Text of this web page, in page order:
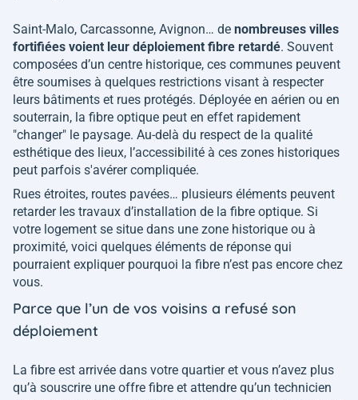
Saint-Malo, Carcassonne, Avignon… de nombreuses villes
fortifiées voient leur déploiement fibre retardé. Souvent
composées d’un centre historique, ces communes peuvent
être soumises à quelques restrictions visant à respecter
leurs bâtiments et rues protégés. Déployée en aérien ou en
souterrain, la fibre optique peut en effet rapidement
"changer" le paysage. Au-delà du respect de la qualité
esthétique des lieux, l’accessibilité à ces zones historiques
peut parfois s'avérer compliquée.
Rues étroites, routes pavées… plusieurs éléments peuvent
retarder les travaux d’installation de la fibre optique. Si
votre logement se situe dans une zone historique ou à
proximité, voici quelques éléments de réponse qui
pourraient expliquer pourquoi la fibre n’est pas encore chez
vous.
Parce que l’un de vos voisins a refusé son
déploiement
La fibre est arrivée dans votre quartier et vous n’avez plus
qu’à souscrire une offre fibre et attendre qu’un technicien